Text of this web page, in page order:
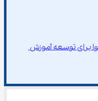
همنوا برای توسعه آموزش